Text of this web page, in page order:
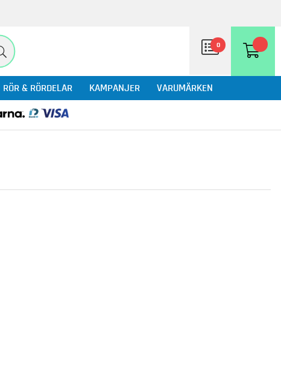
0
RÖR & RÖRDELAR KAMPANJER VARUMÄRKEN